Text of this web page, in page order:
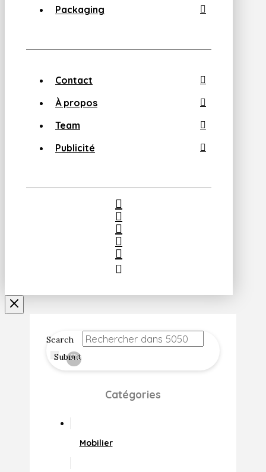
Packaging
Contact
À propos
Team
Publicité
Search
Submit
Clear
Catégories
Mobilier